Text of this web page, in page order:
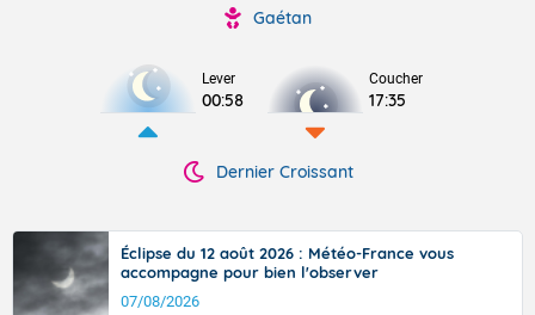
Gaétan
Lever
00:58
Coucher
17:35
Dernier Croissant
Éclipse du 12 août 2026 : Météo-France vous
accompagne pour bien l'observer
07/08/2026